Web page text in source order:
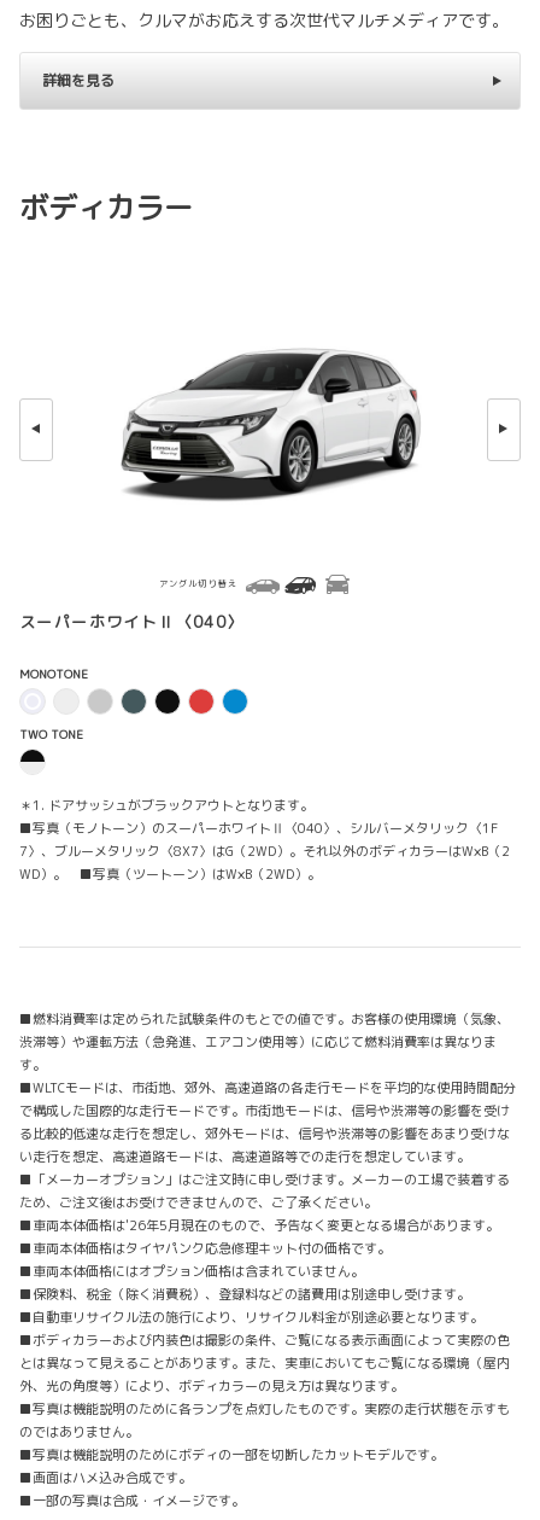
お困りごとも、クルマがお応えする次世代マルチメディアです。
詳細を見る
ボディカラー
スーパーホワイトⅡ〈040〉
アングル切り替え
MONOTONE
TWO TONE
＊1. ドアサッシュがブラックアウトとなります。
■写真（モノトーン）のスーパーホワイトⅡ〈040〉、シルバーメタリック〈1F
7〉、ブルーメタリック〈8X7〉はG（2WD）。それ以外のボディカラーはW×B（2
WD）。 ■写真（ツートーン）はW×B（2WD）。
■燃料消費率は定められた試験条件のもとでの値です。お客様の使用環境（気象、
渋滞等）や運転方法（急発進、エアコン使用等）に応じて燃料消費率は異なりま
す。
■WLTCモードは、市街地、郊外、高速道路の各走行モードを平均的な使用時間配分
で構成した国際的な走行モードです。市街地モードは、信号や渋滞等の影響を受け
る比較的低速な走行を想定し、郊外モードは、信号や渋滞等の影響をあまり受けな
い走行を想定、高速道路モードは、高速道路等での走行を想定しています。
■「メーカーオプション」はご注文時に申し受けます。メーカーの工場で装着する
ため、ご注文後はお受けできませんので、ご了承ください。
■車両本体価格は'26年5月現在のもので、予告なく変更となる場合があります。
■車両本体価格はタイヤパンク応急修理キット付の価格です。
■車両本体価格にはオプション価格は含まれていません。
■保険料、税金（除く消費税）、登録料などの諸費用は別途申し受けます。
■自動車リサイクル法の施行により、リサイクル料金が別途必要となります。
■ボディカラーおよび内装色は撮影の条件、ご覧になる表示画面によって実際の色
とは異なって見えることがあります。また、実車においてもご覧になる環境（屋内
外、光の角度等）により、ボディカラーの見え方は異なります。
■写真は機能説明のために各ランプを点灯したものです。実際の走行状態を示すも
のではありません。
■写真は機能説明のためにボディの一部を切断したカットモデルです。
■画面はハメ込み合成です。
■一部の写真は合成・イメージです。